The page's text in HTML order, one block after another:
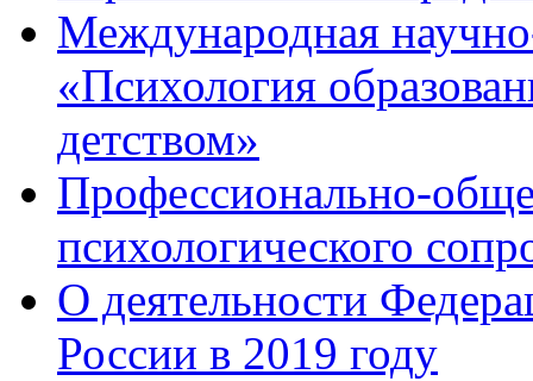
Международная
«Психология
детством»
Профессионально-
психологического
О деятельности
России в 2019 году